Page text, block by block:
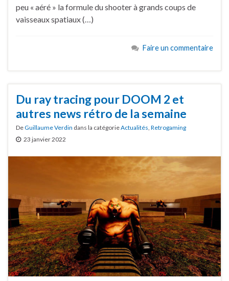
peu « aéré » la formule du shooter à grands coups de
vaisseaux spatiaux (…)
Faire un commentaire
Du ray tracing pour DOOM 2 et
autres news rétro de la semaine
DeGuillaume Verdin dans la catégorieActualités, Retrogaming
23 janvier 2022